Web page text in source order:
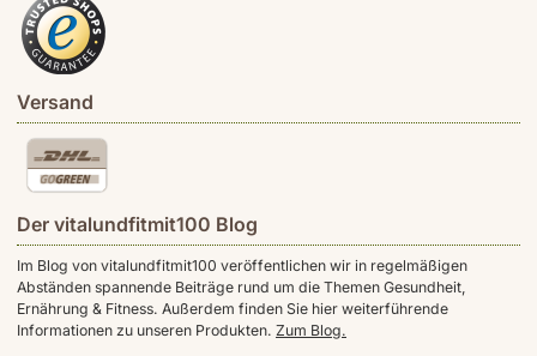
Versand
Der vitalundfitmit100 Blog
Im Blog von vitalundfitmit100 veröffentlichen wir in regelmäßigen
Abständen spannende Beiträge rund um die Themen Gesundheit,
Ernährung & Fitness. Außerdem finden Sie hier weiterführende
Informationen zu unseren Produkten. Zum Blog.